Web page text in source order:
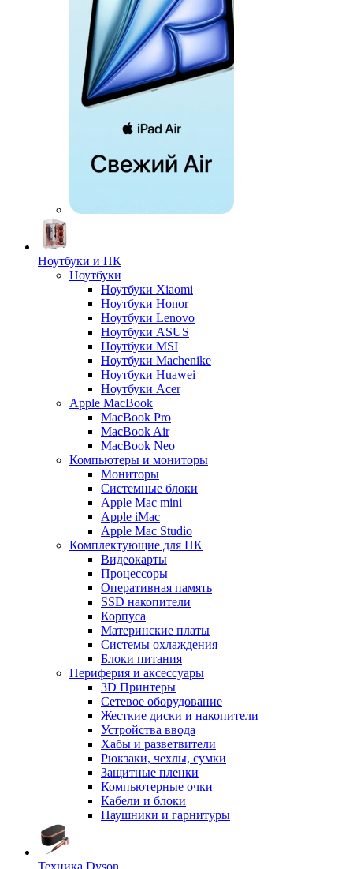
Ноутбуки и ПК
Ноутбуки
Ноутбуки Xiaomi
Ноутбуки Honor
Ноутбуки Lenovo
Ноутбуки ASUS
Ноутбуки MSI
Ноутбуки Machenike
Ноутбуки Huawei
Ноутбуки Acer
Apple MacBook
MacBook Pro
MacBook Air
MacBook Neo
Компьютеры и мониторы
Мониторы
Системные блоки
Apple Mac mini
Apple iMac
Apple Mac Studio
Комплектующие для ПК
Видеокарты
Процессоры
Оперативная память
SSD накопители
Корпуса
Материнские платы
Системы охлаждения
Блоки питания
Периферия и аксессуары
3D Принтеры
Сетевое оборудование
Жесткие диски и накопители
Устройства ввода
Хабы и разветвители
Рюкзаки, чехлы, сумки
Защитные пленки
Компьютерные очки
Кабели и блоки
Наушники и гарнитуры
Техника Dyson